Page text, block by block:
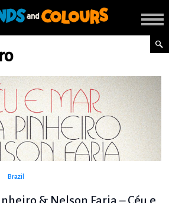
Brazil
& Nelson Faria – Céu e